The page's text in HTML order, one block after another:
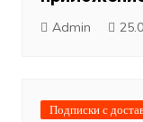
Admin
Подписки с